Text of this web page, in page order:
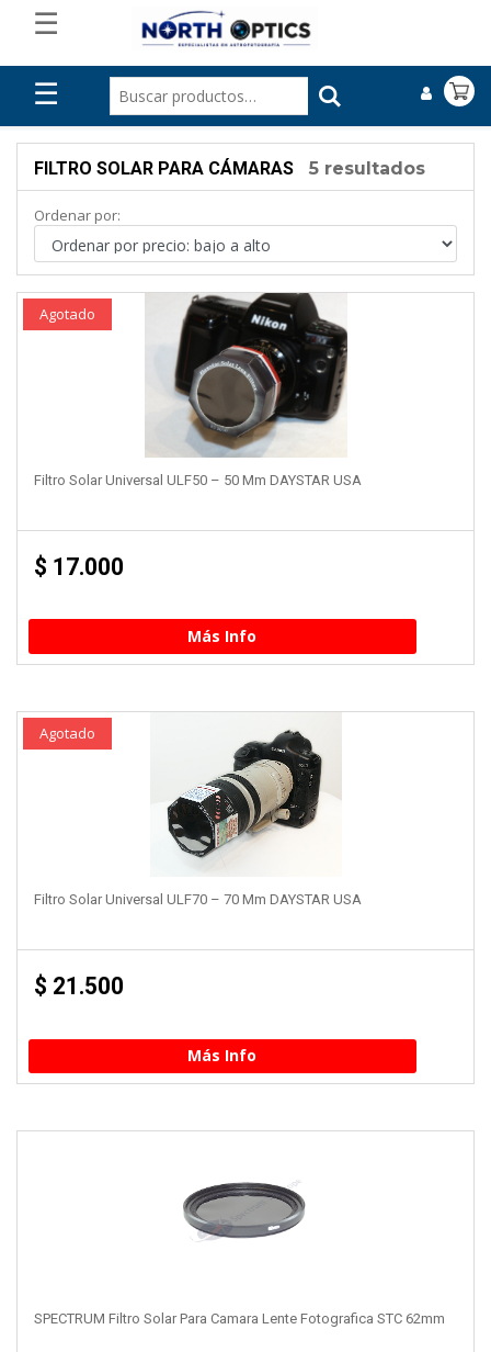
☰
☰
FILTRO SOLAR PARA CÁMARAS 5 resultados
Ordenar por:
Agotado
Filtro Solar Universal ULF50 – 50 Mm DAYSTAR USA
$ 17.000
Más Info
Agotado
Filtro Solar Universal ULF70 – 70 Mm DAYSTAR USA
$ 21.500
Más Info
SPECTRUM Filtro Solar Para Camara Lente Fotografica STC 62mm